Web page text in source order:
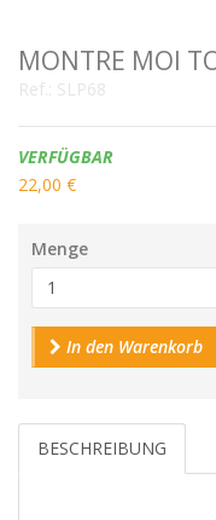
MONTRE MOI
Ref.: SLP68
Verfügbarkeit:
VERFÜGBAR
22,00 €
Menge
In den Warenkorb
BESCHREIBUNG